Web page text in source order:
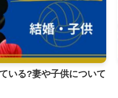
いる?妻や子供について